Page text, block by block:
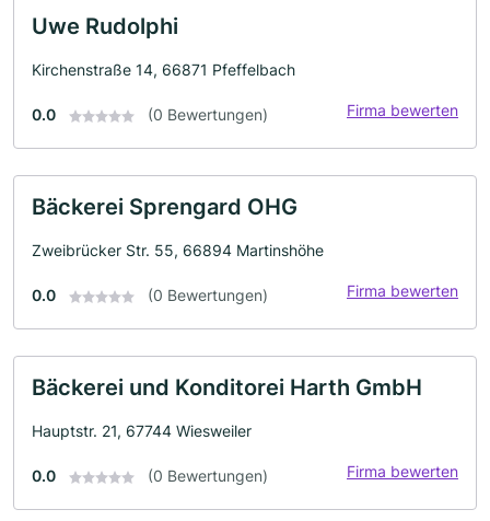
Uwe Rudolphi
Kirchenstraße 14, 66871 Pfeffelbach
0.0 (0 Bewertungen) Firma bewerten
Bäckerei Sprengard OHG
Zweibrücker Str. 55, 66894 Martinshöhe
0.0 (0 Bewertungen) Firma bewerten
Bäckerei und Konditorei Harth GmbH
Hauptstr. 21, 67744 Wiesweiler
0.0 (0 Bewertungen) Firma bewerten